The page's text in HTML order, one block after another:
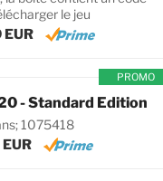
le jeu
PROMO
- Standard Edition
1075418